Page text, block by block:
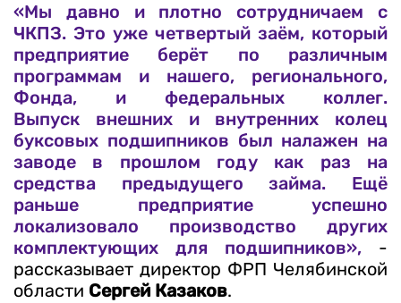
«Мы давно и плотно сотрудничаем с
ЧКПЗ. Это уже четвертый заём, который
предприятие берёт по различным
программам и нашего, регионального,
Фонда, и федеральных коллег.
Выпуск внешних и внутренних колец
буксовых подшипников был налажен на
заводе в прошлом году как раз на
средства предыдущего займа. Ещё
раньше предприятие успешно
локализовало производство других
комплектующих для подшипников», -
рассказывает директор ФРП Челябинской
области Сергей Казаков.